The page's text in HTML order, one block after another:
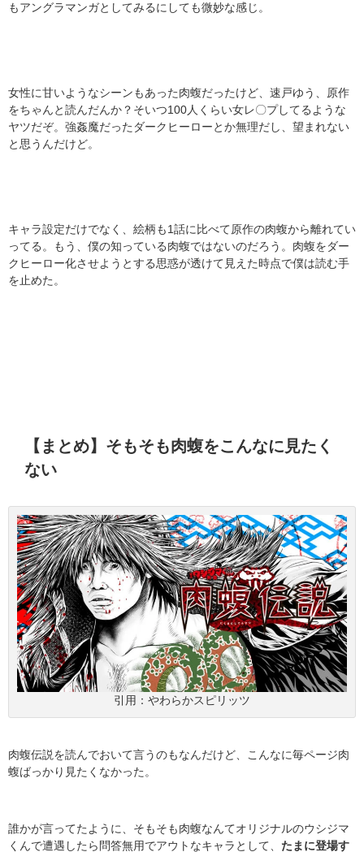
もアングラマンガとしてみるにしても微妙な感じ。
女性に甘いようなシーンもあった肉蝮だったけど、速戸ゆう、原作
をちゃんと読んだんか？そいつ100人くらい女レ〇プしてるような
ヤツだぞ。強姦魔だったダークヒーローとか無理だし、望まれない
と思うんだけど。
キャラ設定だけでなく、絵柄も1話に比べて原作の肉蝮から離れてい
ってる。もう、僕の知っている肉蝮ではないのだろう。肉蝮をダー
クヒーロー化させようとする思惑が透けて見えた時点で僕は読む手
を止めた。
【まとめ】そもそも肉蝮をこんなに見たく
ない
引用：やわらかスピリッツ
肉蝮伝説を読んでおいて言うのもなんだけど、こんなに毎ページ肉
蝮ばっかり見たくなかった。
誰かが言ってたように、そもそも肉蝮なんてオリジナルのウシジマ
くんで遭遇したら問答無用でアウトなキャラとして、 たまに登場す